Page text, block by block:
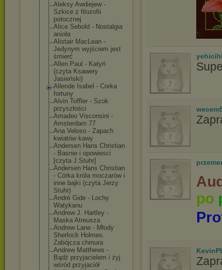
Aleksy Awdiejew -
Szkice z filozofii
potocznej
Alice Sebold - Nostalgia
anioła
Alistair MacLean -
Jedynym wyjściem jest
śmierć
Allen Paul - Katyń
(czyta Ksawery
Jasieński)
Allende Isabel - Corka
fortuny
Alvin Toffler - Szok
przyszłości
Amadeo Visconsini -
Amsterdam 77
Ana Veloso - Zapach
kwiatów kawy
Andersen Hans Christian
- Basnie i opowiesci
[czyta J.Stuhr]
Andersen Hans Christian
- Córka króla moczarów i
inne bajki (czyta Jerzy
Stuhr)
André Gide - Lochy
Watykanu
Andrew J. Hartley -
Maska Atreusza
Andrew Lane - Młody
Sherlock Holmes.
Zabójcza chmura
Andrew Matthews -
Bądź przyjacielem i żyj
wśród przyjaciół
po